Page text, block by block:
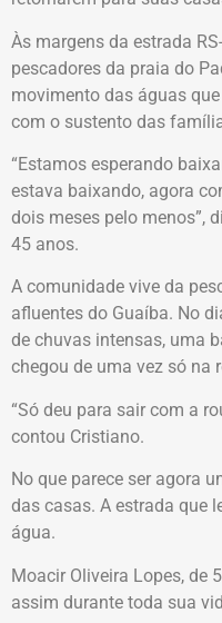
Às margens da estrada
pescadores da praia do
movimento das águas
com o sustento das
“Estamos esperando
estava baixando, agora
dois meses pelo menos”,
45 anos.
A comunidade vive da
afluentes do Guaíba. No
de chuvas intensas, uma
chegou de uma vez só na
“Só deu para sair com a
contou Cristiano.
No que parece ser agora
das casas. A estrada que
água.
Moacir Oliveira Lopes, de
assim durante toda sua